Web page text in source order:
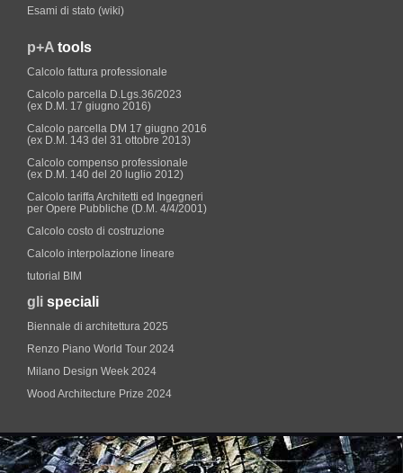
Esami di stato (wiki)
p+A tools
Calcolo fattura professionale
Calcolo parcella D.Lgs.36/2023
(ex D.M. 17 giugno 2016)
Calcolo parcella DM 17 giugno 2016
(ex D.M. 143 del 31 ottobre 2013)
Calcolo compenso professionale
(ex D.M. 140 del 20 luglio 2012)
Calcolo tariffa Architetti ed Ingegneri
per Opere Pubbliche (D.M. 4/4/2001)
Calcolo costo di costruzione
Calcolo interpolazione lineare
tutorial BIM
gli speciali
Biennale di architettura 2025
Renzo Piano World Tour 2024
Milano Design Week 2024
Wood Architecture Prize 2024